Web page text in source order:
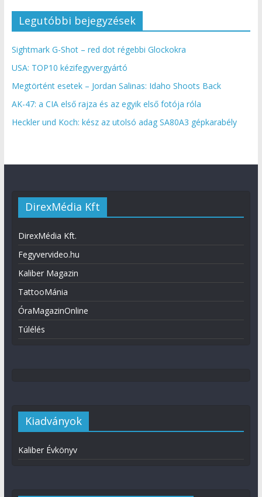
Legutóbbi bejegyzések
Sightmark G-Shot – red dot régebbi Glockokra
USA: TOP10 kézifegyvergyártó
Megtörtént esetek – Jordan Salinas: Idaho Shoots Back
AK-47: a CIA első rajza és az egyik első fotója róla
Heckler und Koch: kész az utolsó adag SA80A3 gépkarabély
DirexMédia Kft
DirexMédia Kft.
Fegyvervideo.hu
Kaliber Magazin
TattooMánia
ÓraMagazinOnline
Túlélés
Kiadványok
Kaliber Évkönyv